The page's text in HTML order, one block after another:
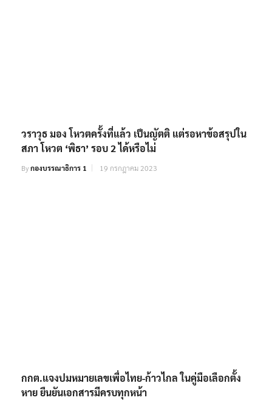
วราวุธ มอง โหวตครั้งที่แล้ว เป็นญัตติ แต่รอหาข้อสรุปใน
สภา โหวต ‘พิธา’ รอบ 2 ได้หรือไม่
Byกองบรรณาธิการ 1 19 กรกฎาคม 2023
กกต.แจงปมหมายเลขเพื่อไทย-ก้าวไกล ในคู่มือเลือกตั้ง
หาย ยืนยันเอกสารมีครบทุกหน้า